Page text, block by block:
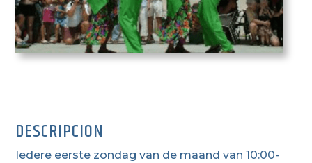
DESCRIPCION
Iedere eerste zondag van de maand van 10:00-